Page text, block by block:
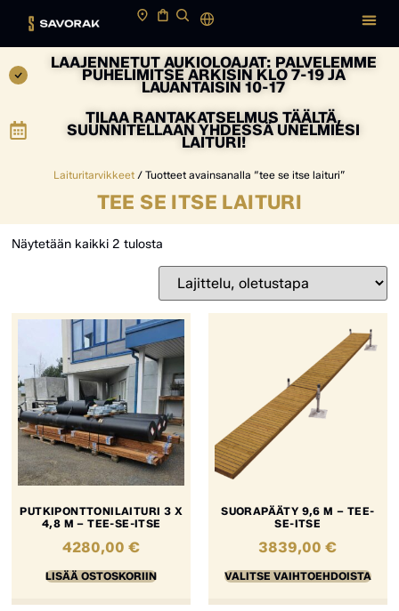
LAAJENNETUT AUKIOLOAJAT: PALVELEMME
PUHELIMITSE ARKISIN KLO 7-19 JA
LAUANTAISIN 10-17
TILAA RANTAKATSELMUS TÄÄLTÄ,
SUUNNITELLAAN YHDESSÄ UNELMIESI
LAITURI!
Laituritarvikkeet / Tuotteet avainsanalla “tee se itse laituri”
TEE SE ITSE LAITURI
Näytetään kaikki 2 tulosta
PUTKIPONTTONILAITURI 3 X
4,8 M – TEE-SE-ITSE
4280,00€
LISÄÄ OSTOSKORIIN
SUORAPÄÄTY 9,6 M – TEE-
SE-ITSE
3839,00€
VALITSE VAIHTOEHDOISTA